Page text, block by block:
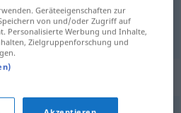
"wegschicken"
Geräteeigenschaften zur
von und/oder Zugriff auf
Personalisierte Werbung und Inhalte,
Zielgruppenforschung und